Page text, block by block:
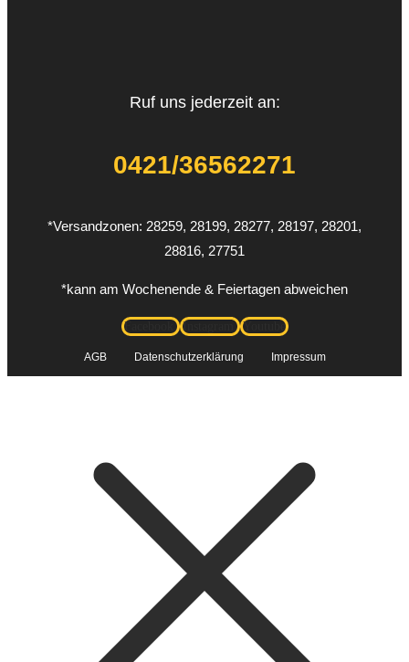
Ruf uns jederzeit an:
0421/36562271
*Versandzonen: 28259, 28199, 28277, 28197, 28201,
28816, 27751
*kann am Wochenende & Feiertagen abweichen
Facebook Instagram Youtube
AGB Datenschutzerklärung Impressum